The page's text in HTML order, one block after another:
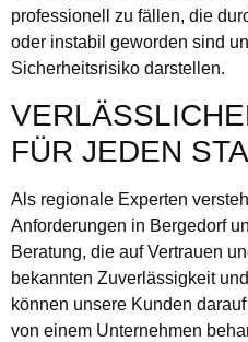
professionell zu fällen, die
oder instabil geworden sind
Sicherheitsrisiko darstellen.
FÜR JEDEN
Als regionale Experten
Anforderungen in Bergedorf
Beratung, die auf Vertrauen
bekannten Zuverlässigkeit
können unsere Kunden
von einem Unternehmen